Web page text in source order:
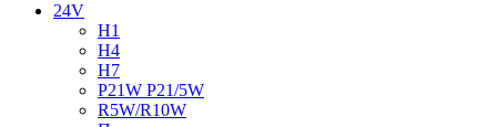
24V
H1
H4
H7
P21W P21/5W
R5W/R10W